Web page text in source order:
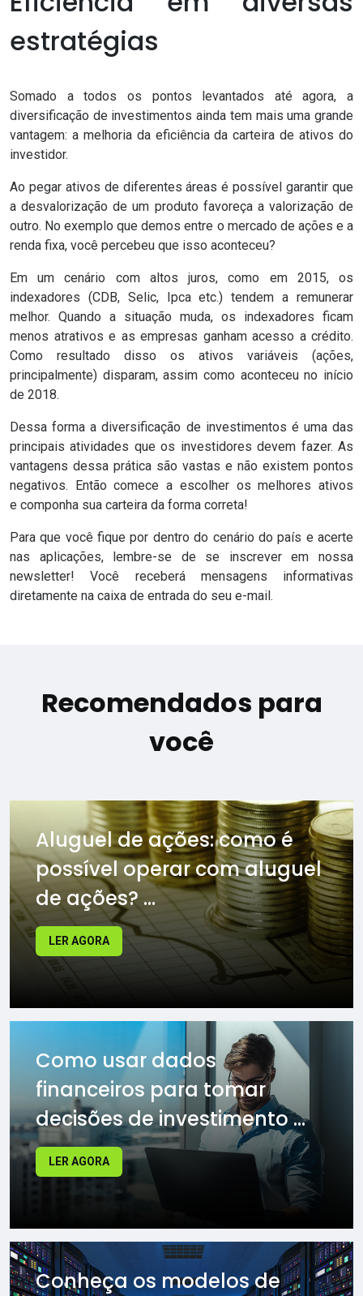
estratégias
Somado a todos os pontos levantados até agora, a
diversificação de investimentos ainda tem mais uma grande
vantagem: a melhoria da eficiência da carteira de ativos do
investidor.
Ao pegar ativos de diferentes áreas é possível garantir que
a desvalorização de um produto favoreça a valorização de
outro. No exemplo que demos entre o mercado de ações e a
renda fixa, você percebeu que isso aconteceu?
Em um cenário com altos juros, como em 2015, os
indexadores (CDB, Selic, Ipca etc.) tendem a remunerar
melhor. Quando a situação muda, os indexadores ficam
menos atrativos e as empresas ganham acesso a crédito.
Como resultado disso os ativos variáveis (ações,
principalmente) disparam, assim como aconteceu no início
de 2018.
Dessa forma a diversificação de investimentos é uma das
principais atividades que os investidores devem fazer. As
vantagens dessa prática são vastas e não existem pontos
negativos. Então comece a escolher os melhores ativos
e componha sua carteira da forma correta!
Para que você fique por dentro do cenário do país e acerte
nas aplicações, lembre-se de se inscrever em nossa
newsletter! Você receberá mensagens informativas
diretamente na caixa de entrada do seu e-mail.
Recomendados para
você
Aluguel de ações: como é
possível operar com aluguel
de ações? ...
LER AGORA
Como usar dados
financeiros para tomar
decisões de investimento ...
LER AGORA
Conheça os modelos de